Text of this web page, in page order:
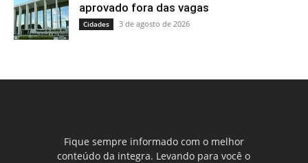
aprovado fora das vagas
Cidades 3 de agosto de 2026
Fique sempre informado com o melhor
conteúdo da integra. Levando para você o